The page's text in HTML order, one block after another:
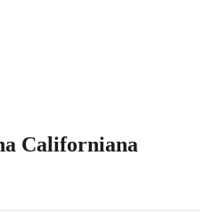
Californiana